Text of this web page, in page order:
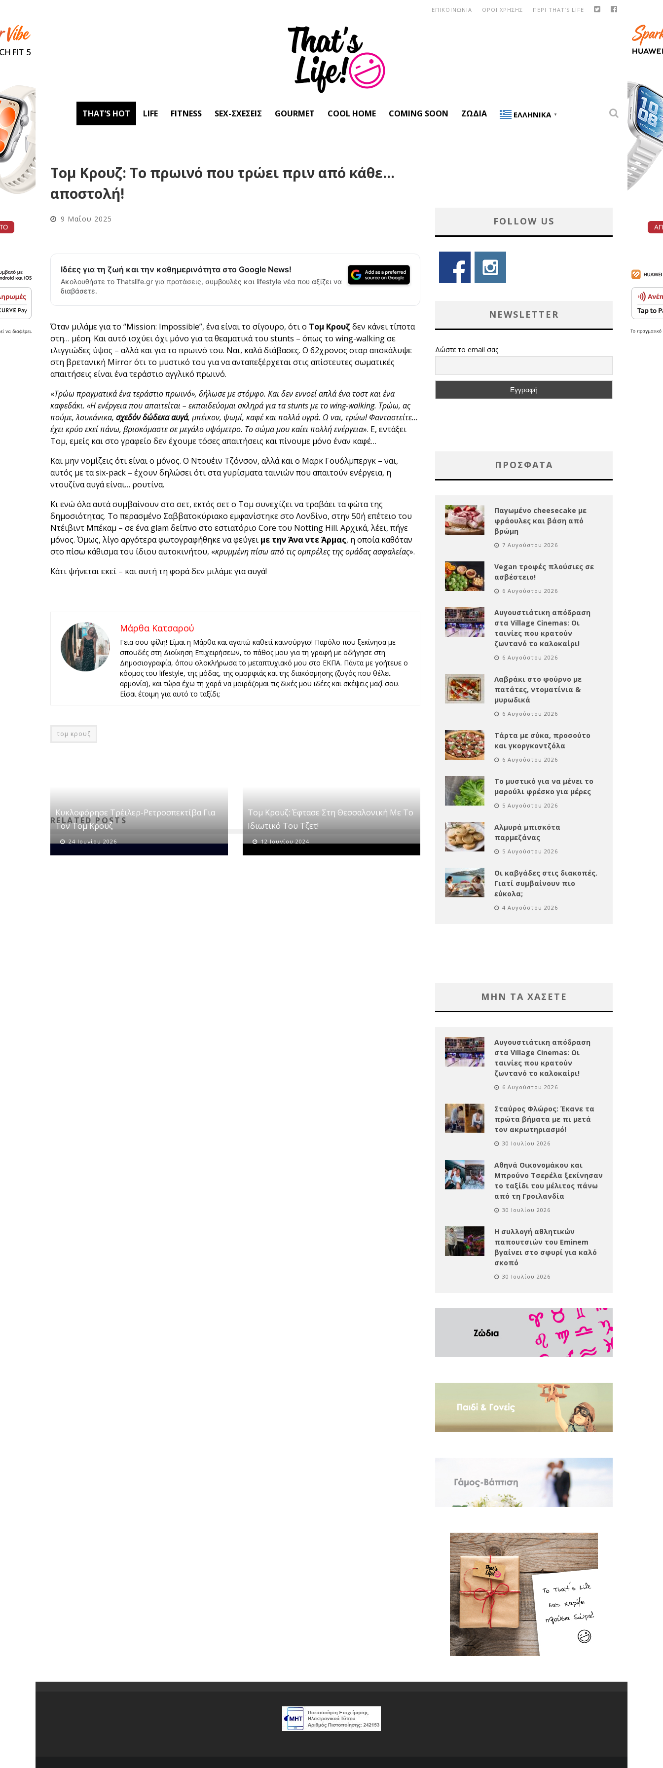
ΠΕΡΙ THAT’S LIFE
ΟΡΟΙ ΧΡΗΣΗΣ
ΕΠΙΚΟΙΝΩΝΙΑ
THAT’S HOT LIFE FITNESS SEX-ΣΧΈΣΕΙΣ GOURMET COOL HOME COMING SOON ΖΏΔΙΑ ΕΛΛΗΝΙΚΆ ▼
Τομ Κρουζ: Το πρωινό που τρώει πριν από κάθε…
αποστολή!
9 Μαΐου 2025
Ιδέες για τη ζωή και την καθημερινότητα στο Google News!
Ακολουθήστε το Thatslife.gr για προτάσεις, συμβουλές και lifestyle νέα που αξίζει να
διαβάσετε.
Όταν μιλάμε για το “Mission: Impossible”, ένα είναι το σίγουρο, ότι ο Τομ Κρουζ δεν κάνει τίποτα
στη… μέση. Και αυτό ισχύει όχι μόνο για τα θεαματικά του stunts – όπως το wing-walking σε
ιλιγγιώδες ύψος – αλλά και για το πρωινό του. Ναι, καλά διάβασες. Ο 62χρονος σταρ αποκάλυψε
στη βρετανική Mirror ότι το μυστικό του για να ανταπεξέρχεται στις απίστευτες σωματικές
απαιτήσεις είναι ένα τεράστιο αγγλικό πρωινό.
«Τρώω πραγματικά ένα τεράστιο πρωινό», δήλωσε με στόμφο. Και δεν εννοεί απλά ένα τοστ και ένα
καφεδάκι. «Η ενέργεια που απαιτείται – εκπαιδεύομαι σκληρά για τα stunts με το wing-walking. Τρώω, ας
πούμε, λουκάνικα, σχεδόν δώδεκα αυγά, μπέικον, ψωμί, καφέ και πολλά υγρά. Ω ναι, τρώω! Φανταστείτε…
έχει κρύο εκεί πάνω, βρισκόμαστε σε μεγάλο υψόμετρο. Το σώμα μου καίει πολλή ενέργεια». Ε, εντάξει
Τομ, εμείς και στο γραφείο δεν έχουμε τόσες απαιτήσεις και πίνουμε μόνο έναν καφέ…
Και μην νομίζεις ότι είναι ο μόνος. Ο Ντουέιν Τζόνσον, αλλά και ο Μαρκ Γουόλμπεργκ – ναι,
αυτός με τα six-pack – έχουν δηλώσει ότι στα γυρίσματα ταινιών που απαιτούν ενέργεια, η
ντουζίνα αυγά είναι… ρουτίνα.
Κι ενώ όλα αυτά συμβαίνουν στο σετ, εκτός σετ ο Τομ συνεχίζει να τραβάει τα φώτα της
δημοσιότητας. Το περασμένο Σαββατοκύριακο εμφανίστηκε στο Λονδίνο, στην 50ή επέτειο του
Ντέιβιντ Μπέκαμ – σε ένα glam δείπνο στο εστιατόριο Core του Notting Hill. Αρχικά, λέει, πήγε
μόνος. Όμως, λίγο αργότερα φωτογραφήθηκε να φεύγει με την Άνα ντε Άρμας, η οποία καθόταν
στο πίσω κάθισμα του ίδιου αυτοκινήτου, «κρυμμένη πίσω από τις ομπρέλες της ομάδας ασφαλείας».
Κάτι ψήνεται εκεί – και αυτή τη φορά δεν μιλάμε για αυγά!
Μάρθα Κατσαρού
Γεια σου φίλη! Είμαι η Μάρθα και αγαπώ καθετί καινούργιο! Παρόλο που ξεκίνησα με
σπουδές στη Διοίκηση Επιχειρήσεων, το πάθος μου για τη γραφή με οδήγησε στη
Δημοσιογραφία, όπου ολοκλήρωσα το μεταπτυχιακό μου στο ΕΚΠΑ. Πάντα με γοήτευε ο
κόσμος του lifestyle, της μόδας, της ομορφιάς και της διακόσμησης (ζυγός που θέλει
αρμονία), και τώρα έχω τη χαρά να μοιράζομαι τις δικές μου ιδέες και σκέψεις μαζί σου.
Είσαι έτοιμη για αυτό το ταξίδι;
τομ κρουζ
RELATED POSTS
Κυκλοφόρησε Τρέιλερ-Ρετροσπεκτίβα Για
Τον Τομ Κρουζ
24 Ιουνίου 2026
Τομ Κρουζ: Έφτασε Στη Θεσσαλονική Με Το
Ιδιωτικό Του Τζετ!
12 Ιουνίου 2024
FOLLOW US
NEWSLETTER
Δώστε το email σας
ΠΡΌΣΦΑΤΑ
Παγωμένο cheesecake με
φράουλες και βάση από
βρώμη
7 Αυγούστου 2026
Vegan τροφές πλούσιες σε
ασβέστειο!
6 Αυγούστου 2026
Αυγουστιάτικη απόδραση
στα Village Cinemas: Οι
ταινίες που κρατούν
ζωντανό το καλοκαίρι!
6 Αυγούστου 2026
Λαβράκι στο φούρνο με
πατάτες, ντοματίνια &
μυρωδικά
6 Αυγούστου 2026
Τάρτα με σύκα, προσούτο
και γκοργκοντζόλα
6 Αυγούστου 2026
Το μυστικό για να μένει το
μαρούλι φρέσκο για μέρες
5 Αυγούστου 2026
Αλμυρά μπισκότα
παρμεζάνας
5 Αυγούστου 2026
Οι καβγάδες στις διακοπές.
Γιατί συμβαίνουν πιο
εύκολα;
4 Αυγούστου 2026
ΜΗΝ ΤΑ ΧΑΣΕΤΕ
Αυγουστιάτικη απόδραση
στα Village Cinemas: Οι
ταινίες που κρατούν
ζωντανό το καλοκαίρι!
6 Αυγούστου 2026
Σταύρος Φλώρος: Έκανε τα
πρώτα βήματα με πι μετά
τον ακρωτηριασμό!
30 Ιουλίου 2026
Αθηνά Οικονομάκου και
Μπρούνο Τσερέλα ξεκίνησαν
το ταξίδι του μέλιτος πάνω
από τη Γροιλανδία
30 Ιουλίου 2026
Η συλλογή αθλητικών
παπουτσιών του Eminem
βγαίνει στο σφυρί για καλό
σκοπό
30 Ιουλίου 2026